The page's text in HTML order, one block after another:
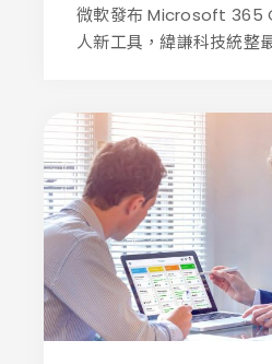
微軟發布 Microsoft 365
人新工具，緯謙科技統整